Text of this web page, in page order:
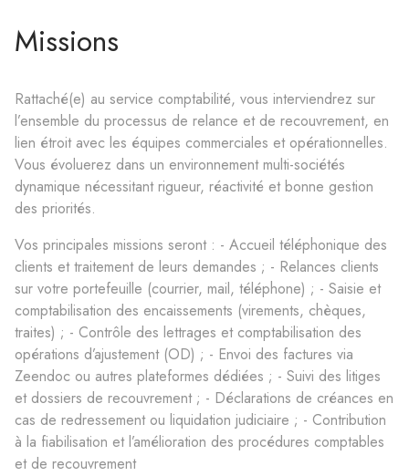
Missions
Rattaché(e) au service comptabilité, vous interviendrez sur
l’ensemble du processus de relance et de recouvrement, en
lien étroit avec les équipes commerciales et opérationnelles.
Vous évoluerez dans un environnement multi-sociétés
dynamique nécessitant rigueur, réactivité et bonne gestion
des priorités.
Vos principales missions seront : - Accueil téléphonique des
clients et traitement de leurs demandes ; - Relances clients
sur votre portefeuille (courrier, mail, téléphone) ; - Saisie et
comptabilisation des encaissements (virements, chèques,
traites) ; - Contrôle des lettrages et comptabilisation des
opérations d’ajustement (OD) ; - Envoi des factures via
Zeendoc ou autres plateformes dédiées ; - Suivi des litiges
et dossiers de recouvrement ; - Déclarations de créances en
cas de redressement ou liquidation judiciaire ; - Contribution
à la fiabilisation et l’amélioration des procédures comptables
et de recouvrement